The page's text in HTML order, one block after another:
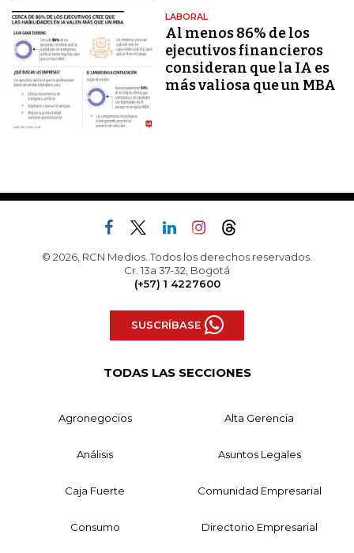
LABORAL
Al menos 86% de los
ejecutivos financieros
consideran que la IA es
más valiosa que un MBA
© 2026, RCN Medios. Todos los derechos reservados.
Cr. 13a 37-32, Bogotá
(+57) 1 4227600
SUSCRÍBASE
TODAS LAS SECCIONES
Agronegocios Alta Gerencia
Análisis Asuntos Legales
Caja Fuerte Comunidad Empresarial
Consumo Directorio Empresarial